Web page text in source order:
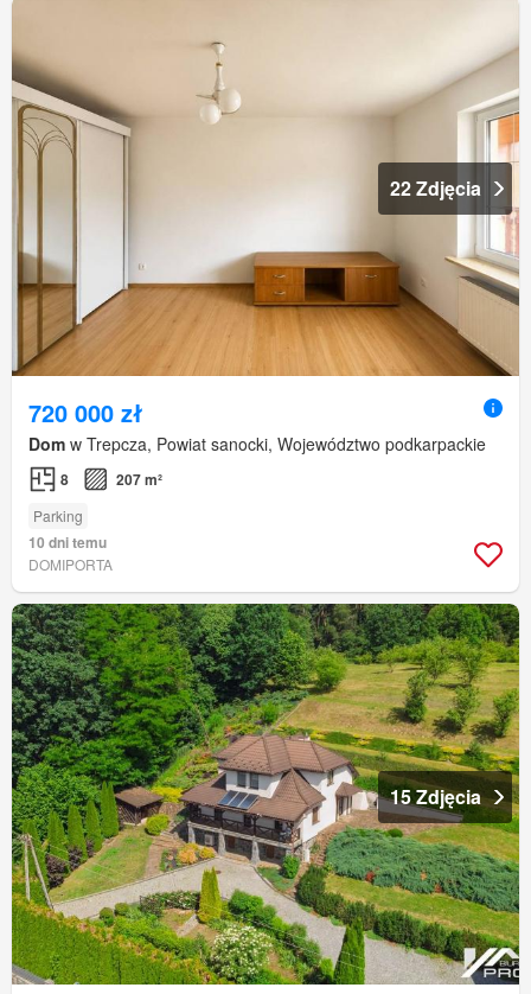
22 Zdjęcia
720 000 zł
Dom w Trepcza, Powiat sanocki, Województwo podkarpackie
8 207 m²
Parking
10 dni temu
DOMIPORTA
15 Zdjęcia